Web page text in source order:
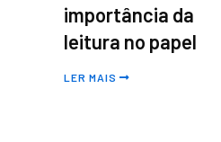
importância da
leitura no papel
LER MAIS